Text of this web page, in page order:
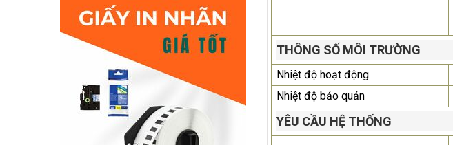
THÔNG SỐ MÔI TRƯỜNG
Nhiệt độ hoạt động
Nhiệt độ bảo quản
YÊU CẦU HỆ THỐNG